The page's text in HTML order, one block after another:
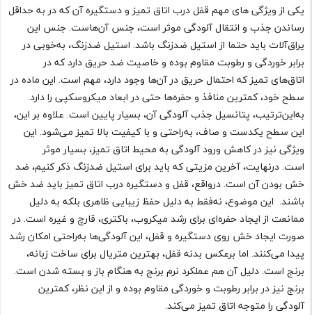
یکی از ویژگی های مهم قفل درب اتاق تمیز و دستگیره آن که در به حداقل
رساندن جذب و انتقال آلودگی موثر است، جنس آن‌هاست. جنس این
یراق‌آلات باید حتما از استیل ضدزنگ باشد. استیل ضدزنگ، به‌خوبی در
برابر خوردگی و رطوبت مقاوم بوده و خاصیت ضد حریق دارد که در
اتاق‌های تمیز که احتمال حریق در آن‌ها وجود دارد، مهم است. این ماده در
سطح خود، کمترین منافذ و حفره‌ها حتی در ابعاد میکروسکپی را دارد.
به‌این‌ترتیب، پتانسیل جذب آلودگی آن، بسیار پایین است. علاوه بر این،
این سطح یکدست و صاف، به‌راحتی و با کیفیت بالا تمیز می‌شود. این
ویژگی نیز در کاهش ورود آلودگی به محیط اتاق تمیز، بسیار موثر
است. درنهایت، آخرین مزیتی که باید برای استیل ضدزنگ ذکر کنیم، ضد
خش بودن آن است. درواقع، قفل و دستگیره درب اتاق تمیز باید ضد خش
باشند. این موضوع، نه‌فقط به دلیل حفظ زیبایی ظاهری بلکه به دلیل
ممانعت از ایجاد حفره‌ای برای رشد میکروب، باکتری، قارچ و غیره است. در
صورت ایجاد خش روی دستگیره و قفل، این آلودگی‌ها به‌راحتی امکان رشد
پیدا می‌کنند. اما برعکس بدنه قفل، بهترین متریال برای ساخت زبانه،
برنج است. دلیل آن هم عملکرد نرم برنج به هنگام باز و بسته شدن است.
برنج نیز در برابر رطوبت و خوردگی مقاوم بوده و از این نظر، کمترین
آلودگی را متوجه اتاق تمیز می‌کند.